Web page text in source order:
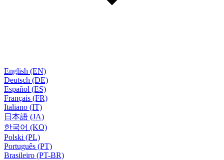
English (EN)
Deutsch (DE)
Español (ES)
Français (FR)
Italiano (IT)
日本語 (JA)
한국어 (KO)
Polski (PL)
Português (PT)
Brasileiro (PT-BR)